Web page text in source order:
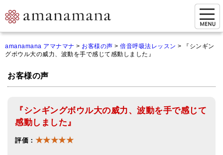
ご来店予約（実店舗）
オンライン相談&購入
シンギングボウル講座
amanamana アマナマナ > お客様の声 > 倍音呼吸法レッスン >
『シンギン
グボウル大の威力、波動を手で感じて感動しました』
お客様の声
『シンギングボウル大の威力、波動を手で感じて
感動しました』
評価： ★★★★★